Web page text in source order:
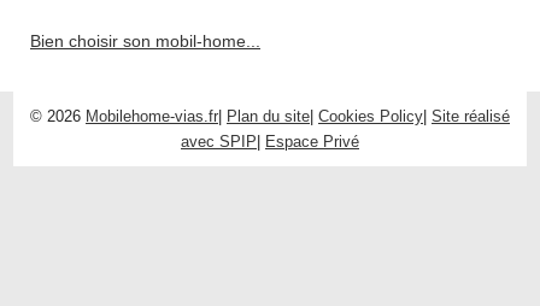
Bien choisir son mobil-home...
© 2026 Mobilehome-vias.fr Plan du site Cookies Policy Site réalisé
avec SPIP
Espace Privé